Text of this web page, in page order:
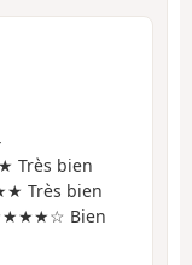
bien
Très bien
Bien